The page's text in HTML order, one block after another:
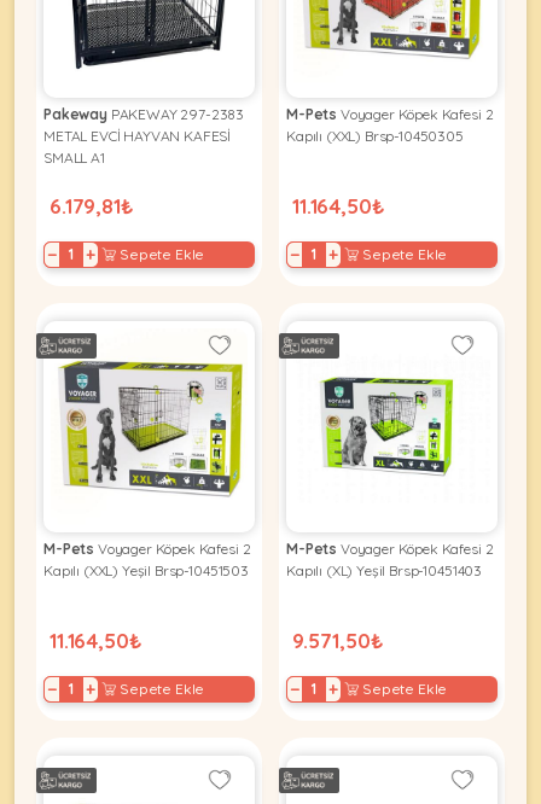
Ürünleri
Köpek
Ürünleri
Pakeway PAKEWAY 297-2383
METAL EVCİ HAYVAN KAFESİ
SMALL A1
6.179,81₺
− + Sepete Ekle
M-Pets Voyager Köpek Kafesi 2
Kapılı (XXL) Brsp-10450305
11.164,50₺
− + Sepete Ekle
M-Pets Voyager Köpek Kafesi 2
Kapılı (XXL) Yeşil Brsp-10451503
11.164,50₺
− + Sepete Ekle
M-Pets Voyager Köpek Kafesi 2
Kapılı (XL) Yeşil Brsp-10451403
9.571,50₺
− + Sepete Ekle